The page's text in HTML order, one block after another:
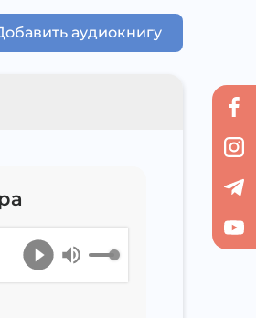
аудиокнигу